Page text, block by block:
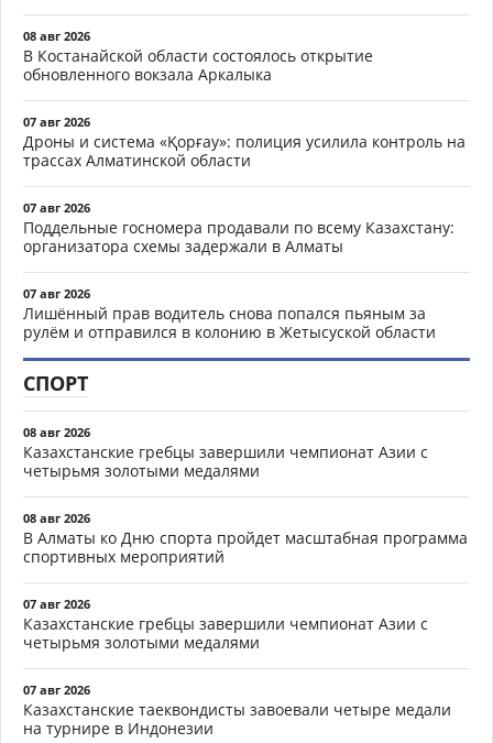
08 авг 2026
В Костанайской области состоялось открытие
обновленного вокзала Аркалыка
07 авг 2026
Дроны и система «Қорғау»: полиция усилила контроль на
трассах Алматинской области
07 авг 2026
Поддельные госномера продавали по всему Казахстану:
организатора схемы задержали в Алматы
07 авг 2026
Лишённый прав водитель снова попался пьяным за
рулём и отправился в колонию в Жетысуской области
СПОРТ
08 авг 2026
Казахстанские гребцы завершили чемпионат Азии с
четырьмя золотыми медалями
08 авг 2026
В Алматы ко Дню спорта пройдет масштабная программа
спортивных мероприятий
07 авг 2026
Казахстанские гребцы завершили чемпионат Азии с
четырьмя золотыми медалями
07 авг 2026
Казахстанские таеквондисты завоевали четыре медали
на турнире в Индонезии